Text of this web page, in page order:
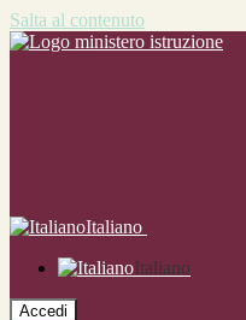
Salta al contenuto
Italiano
Italiano
Accedi